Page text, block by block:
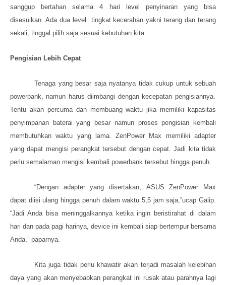
sanggup bertahan selama 4 hari level penyinaran yang bisa
disesuikan. Ada dua level tingkat kecerahan yakni terang dan terang
sekali, tinggal pilih saja sesuai kebutuhan kita.
Pengisian Lebih Cepat
Tenaga yang besar saja nyatanya tidak cukup untuk sebuah
powerbank, namun harus diimbangi dengan kecepatan pengisiannya.
Tentu akan percuma dan membuang waktu jika memiliki kapasitas
penyimpanan baterai yang besar namun proses pengisian
kembali
membutuhkan waktu yang lama.ZenPower Max memiliki adapter
yang dapat mengisi perangkat tersebut dengan cepat.Jadi kita tidak
perlu semalaman mengisi kembali powerbank tersebut hingga penuh.
“Dengan adapteryang disertakan, ASUSZenPower Max
dapat diisi ulang hingga penuhdalam waktu 5,5 jam saja,”ucap Galip.
“Jadi Anda bisa meninggalkannya ketika ingin beristirahat di dalam
hari dan pada pagi harinya, device ini kembali siap bertempur bersama
Anda,” paparnya.
Kita juga tidakperlu khawatir akan terjadi masalah kelebihan
daya yang akan menyebabkan perangkat ini rusak atau parahnya lagi